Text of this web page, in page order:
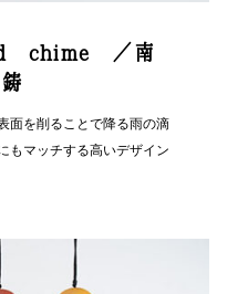
chime ／南
面を削ることで降る雨の滴
もマッチする高いデザイン